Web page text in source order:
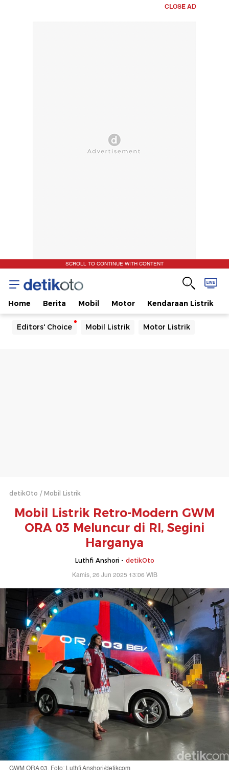
CLOSE AD
SCROLL TO CONTINUE WITH CONTENT
Home Berita Mobil Motor Kendaraan Listrik
Editors' Choice Mobil Listrik Motor Listrik
detikOto Mobil Listrik
Mobil Listrik Retro-Modern GWM
ORA 03 Meluncur di RI, Segini
Harganya
Luthfi Anshori - detikOto
Kamis, 26 Jun 2025 13:06 WIB
GWM ORA 03. Foto: Luthfi Anshori/detikcom